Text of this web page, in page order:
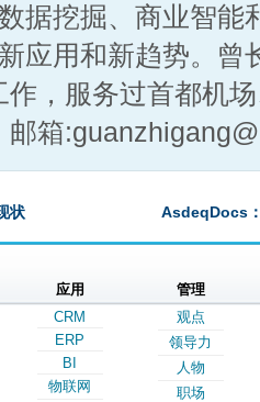
据挖掘、商业智能
应用和新趋势。曾
作，服务过首都机
邮箱
状 AsdeqDocs
应用
CRM
ERP
BI
物联网
管理
观点
领导力
人物
职场